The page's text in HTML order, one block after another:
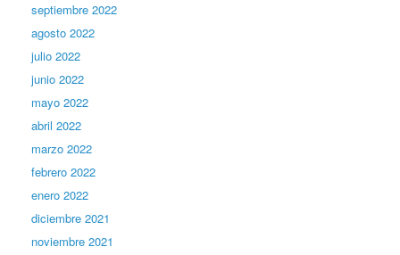
septiembre 2022
agosto 2022
julio 2022
junio 2022
mayo 2022
abril 2022
marzo 2022
febrero 2022
enero 2022
diciembre 2021
noviembre 2021